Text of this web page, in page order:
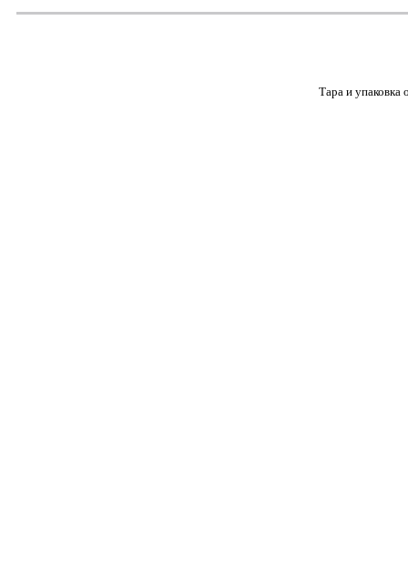
Тара и упаковка